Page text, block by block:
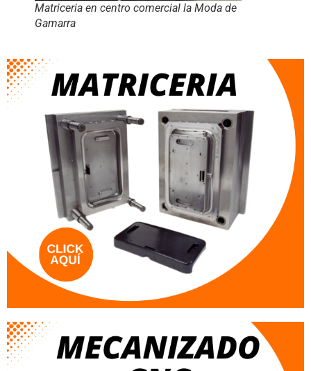
Matriceria en centro comercial la Moda de
Gamarra